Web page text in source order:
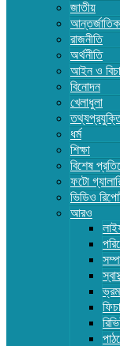
জাতীয়
আন্তর্জাতিক
রাজনীতি
অর্থনীতি
আইন ও
বিনোদন
খেলাধুলা
ধর্ম
শিক্ষা
বিশেষ
ফটো
ভিডিও
আরও